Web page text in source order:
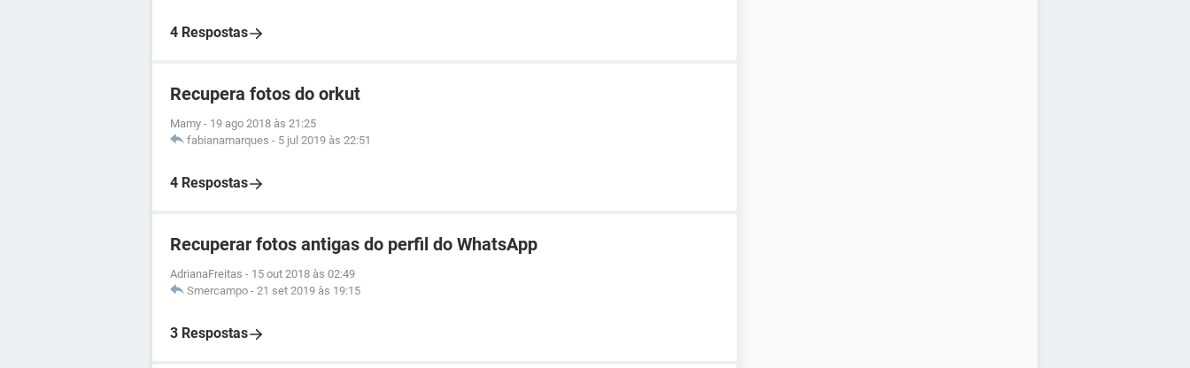
4 Respostas
Recupera fotos do orkut
Mamy - 19 ago 2018 às 21:25
fabianamarques - 5 jul 2019 às 22:51
4 Respostas
Recuperar fotos antigas do perfil do WhatsApp
AdrianaFreitas - 15 out 2018 às 02:49
Smercampo - 21 set 2019 às 19:15
3 Respostas